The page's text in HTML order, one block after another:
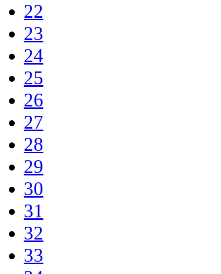
22
23
24
25
26
27
28
29
30
31
32
33